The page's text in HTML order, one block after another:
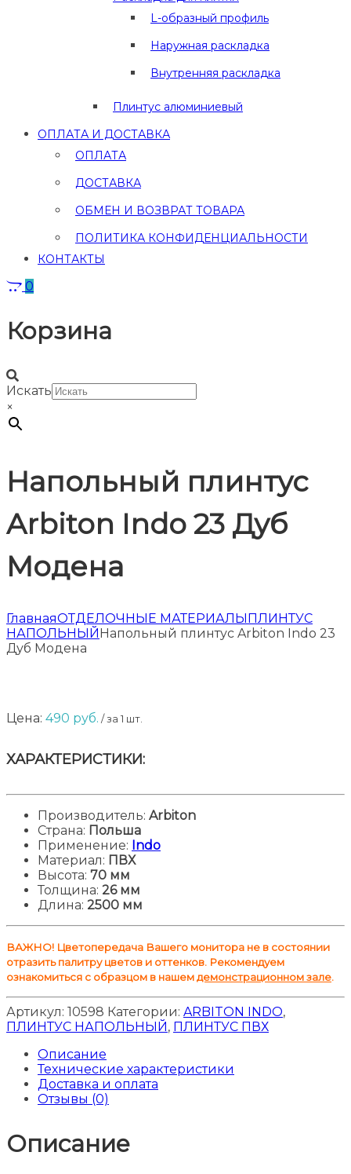
L-образный профиль
Наружная раскладка
Внутренняя раскладка
Плинтус алюминиевый
ОПЛАТА И ДОСТАВКА
ОПЛАТА
ДОСТАВКА
ОБМЕН И ВОЗВРАТ ТОВАРА
ПОЛИТИКА КОНФИДЕНЦИАЛЬНОСТИ
КОНТАКТЫ
0
Корзина
Искать
×
Напольный плинтус
Arbiton Indo 23 Дуб
Модена
ГлавнаяОТДЕЛОЧНЫЕ МАТЕРИАЛЫПЛИНТУС
НАПОЛЬНЫЙНапольный плинтус Arbiton Indo 23
Дуб Модена
Цена: 490 руб. / за 1 шт.
ХАРАКТЕРИСТИКИ:
Производитель: Arbiton
Страна: Польша
Применение: Indo
Материал: ПВХ
Высота: 70 мм
Толщина: 26 мм
Длина: 2500 мм
ВАЖНО! Цветопередача Вашего монитора не в состоянии
отразить палитру цветов и оттенков. Рекомендуем
ознакомиться с образцом в нашемдемонстрационном зале.
Артикул: 10598 Категории: ARBITON INDO,
ПЛИНТУС НАПОЛЬНЫЙ, ПЛИНТУС ПВХ
Описание
Технические характеристики
Доставка и оплата
Отзывы (0)
Описание